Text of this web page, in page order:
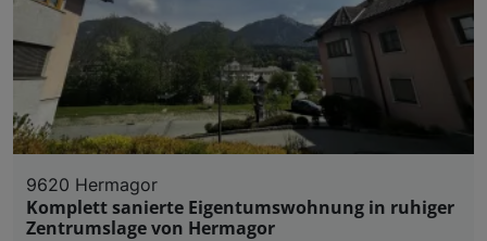
9620 Hermagor
Komplett sanierte Eigentumswohnung in ruhiger
Zentrumslage von Hermagor